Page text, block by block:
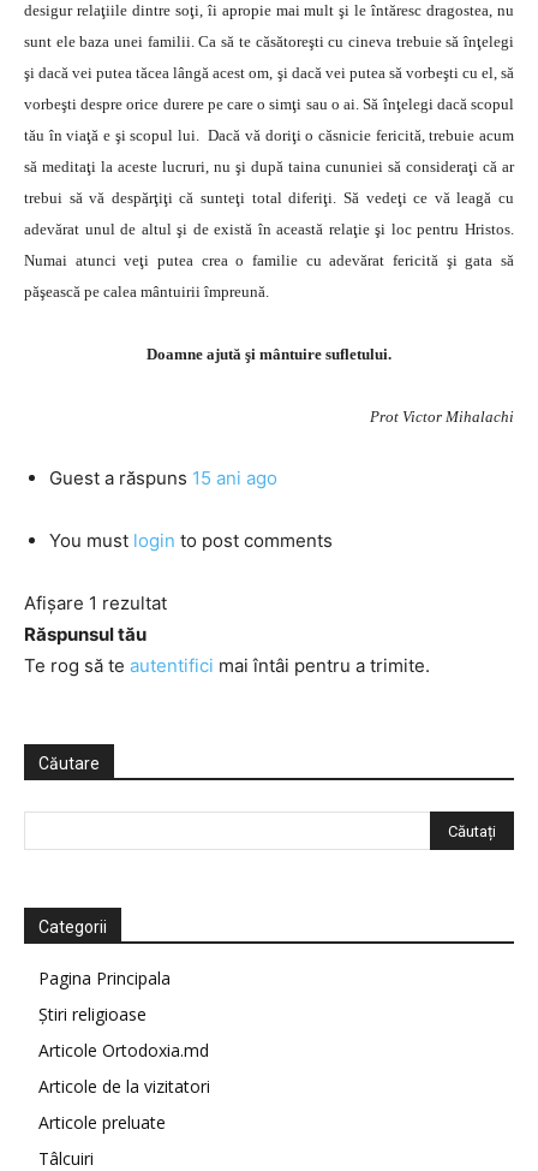
desigur relaţiile dintre soţi, îi apropie mai mult şi le întăresc dragostea, nu
sunt ele baza unei familii. Ca să te căsătoreşti cu cineva trebuie să înţelegi
şi dacă vei putea tăcea lângă acest om, şi dacă vei putea să vorbeşti cu el, să
vorbeşti despre orice durere pe care o simţi sau o ai. Să înţelegi dacă scopul
tău în viaţă e şi scopul lui. Dacă vă doriţi o căsnicie fericită, trebuie acum
să meditaţi la aceste lucruri, nu şi după taina cununiei să consideraţi că ar
trebui să vă despărţiţi că sunteţi total diferiţi. Să vedeţi ce vă leagă cu
adevărat unul de altul şi de există în această relaţie şi loc pentru Hristos.
Numai atunci veţi putea crea o familie cu adevărat fericită şi gata să
păşească pe calea mântuirii împreună.
Doamne ajută şi mântuire sufletului.
Prot Victor Mihalachi
Guest a răspuns 15 ani ago
You must login to post comments
Afișare 1 rezultat
Răspunsul tău
Te rog să te autentifici mai întâi pentru a trimite.
Căutare
Categorii
Pagina Principala
Știri religioase
Articole Ortodoxia.md
Articole de la vizitatori
Articole preluate
Tâlcuiri